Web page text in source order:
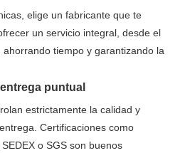
elige un fabricante que te
un servicio integral, desde el
tiempo y garantizando la
puntual
estrictamente la calidad y
Certificaciones como
o SGS son buenos